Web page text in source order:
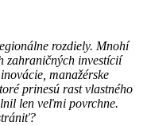
rozdiely. Mnohí
zahraničných investícií
manažérske
prinesú rast vlastného
len veľmi povrchne.